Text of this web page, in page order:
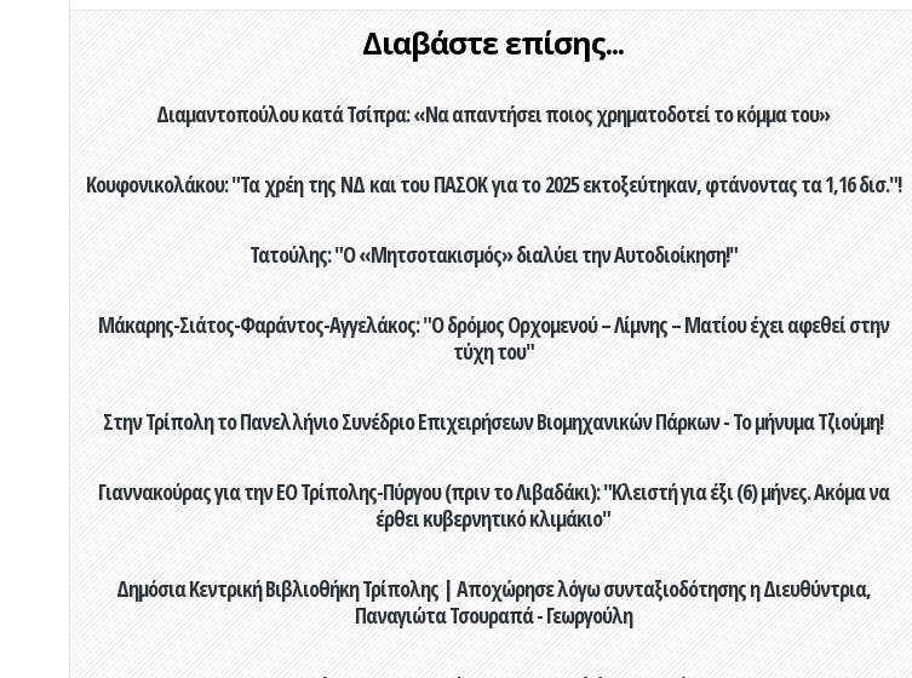
Διαβάστε επίσης...
Διαμαντοπούλου κατά Τσίπρα: «Να απαντήσει ποιος χρηματοδοτεί το κόμμα του»
Κουφονικολάκου: "Τα χρέη της ΝΔ και του ΠΑΣΟΚ για το 2025 εκτοξεύτηκαν, φτάνοντας τα 1,16 δισ."!
Τατούλης: "Ο «Μητσοτακισμός» διαλύει την Αυτοδιοίκηση!"
Μάκαρης-Σιάτος-Φαράντος-Αγγελάκος: "Ο δρόμος Ορχομενού – Λίμνης – Ματίου έχει αφεθεί στην
τύχη του"
Στην Τρίπολη το Πανελλήνιο Συνέδριο Επιχειρήσεων Βιομηχανικών Πάρκων - Το μήνυμα Τζιούμη!
Γιαννακούρας για την EO Τρίπολης-Πύργου (πριν το Λιβαδάκι): "Κλειστή για έξι (6) μήνες. Ακόμα να
έρθει κυβερνητικό κλιμάκιο"
Δημόσια Κεντρική Βιβλιοθήκη Τρίπολης | Αποχώρησε λόγω συνταξιοδότησης η Διευθύντρια,
Παναγιώτα Τσουραπά - Γεωργούλη